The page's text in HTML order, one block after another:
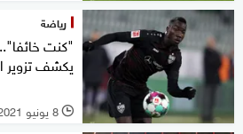
رياضة
"كنت
يكشف تزوير
l 8 يونيو 2021